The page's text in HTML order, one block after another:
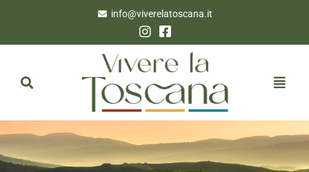
info@viverelatoscana.it